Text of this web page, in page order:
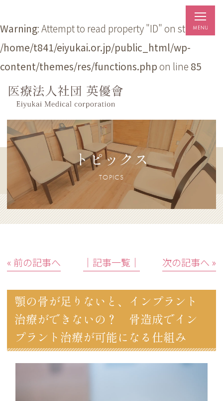
Warning: Attempt to read property "ID" on string in
/home/t841/eiyukai.or.jp/public_html/wp-
content/themes/res/functions.phpon line 85
トピックス
TOPICS
« 前の記事へ │記事一覧│ 次の記事へ »
顎の骨が足りないと、インプラント
治療ができないの？ 骨造成でイン
プラント治療が可能になる仕組み